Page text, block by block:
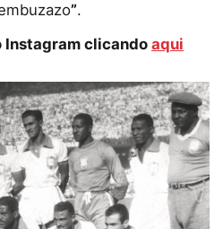
”.
Instagram clicando aqui